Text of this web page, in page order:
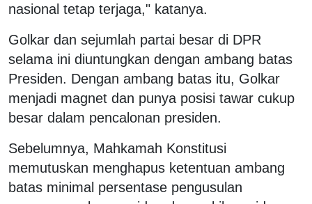
nasional tetap terjaga," katanya.
Golkar dan sejumlah partai besar di DPR
selama ini diuntungkan dengan ambang batas
Presiden. Dengan ambang batas itu, Golkar
menjadi magnet dan punya posisi tawar cukup
besar dalam pencalonan presiden.
Sebelumnya, Mahkamah Konstitusi
memutuskan menghapus ketentuan ambang
batas minimal persentase pengusulan